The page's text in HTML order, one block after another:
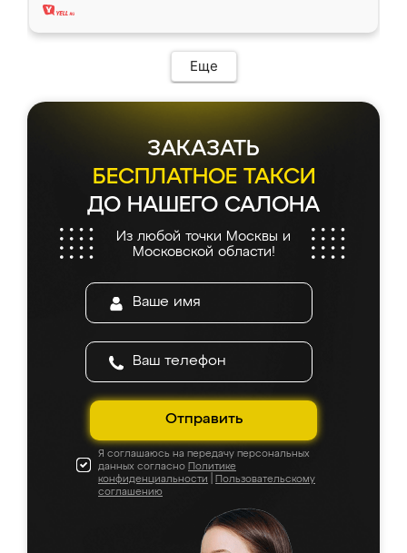
Еще
ЗАКАЗАТЬ
БЕСПЛАТНОЕ ТАКСИ
ДО НАШЕГО САЛОНА
Из любой точки Москвы и
Московской области!
Отправить
Я соглашаюсь на передачу персональных
данных согласно Политике
конфиденциальности
Пользовательскому
соглашению